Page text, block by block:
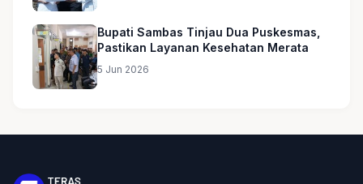
Bupati Sambas Tinjau Dua Puskesmas,
Pastikan Layanan Kesehatan Merata
5 Jun 2026